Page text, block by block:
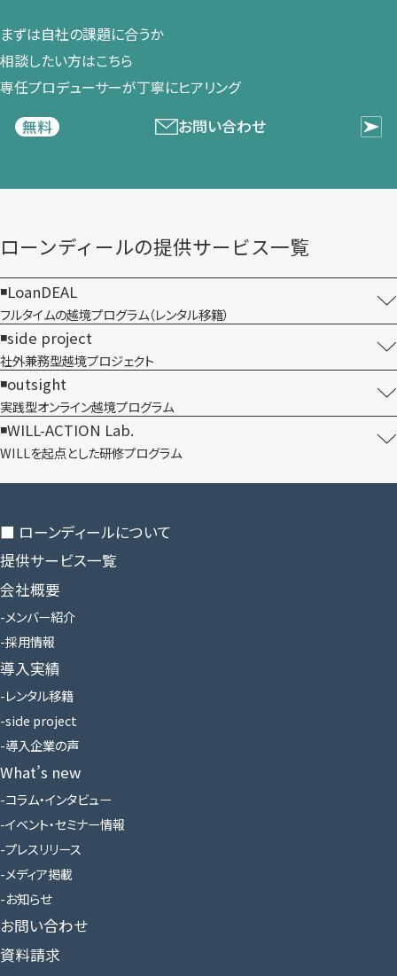
まずは​自社の​課題に​合うか​
相談したい方は​こちら
専任プロデューサーが​丁寧に​ヒアリング
無料
お問い合わせ
ローンディールの​提供サービス一覧
LoanDEAL
フルタイムの越境プログラム​（レンタル移籍）
side project
社外兼務型​越境プロジェクト
outsight
実践型オンライン​越境プログラム
WILL-ACTION Lab.
WILLを​起点とした​研修プログラム
■ ローンディールに​ついて
提供サービス一覧
会社概要
メンバー紹介
採用情報
導入実績
レンタル移籍
side project
導入企業の声
What’s new
コラム・インタビュー
イベント・セミナー情報
プレスリリース
メディア掲載
お知らせ
お問い合わせ
資料請求